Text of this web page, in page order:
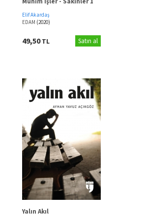
Elif Akardaş
EDAM (2020)
49,50TL Satın al
Yalın Akıl